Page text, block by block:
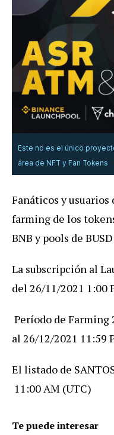
Este no es el único
área de NFT y Fan Tokens
Fanáticos y
farming de los
BNB y pools de
La subscripción al
del 26/11/2021 1:00
Período de Farming
al 26/12/2021 11:59
El listado de
11:00 AM (UTC)
Te puede interesar